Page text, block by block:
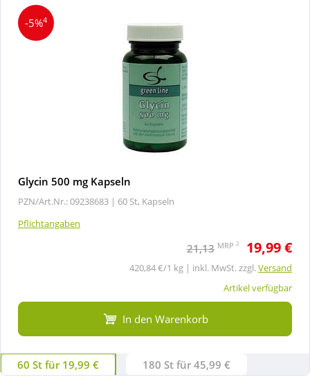
-5%4
Glycin 500 mg Kapseln
PZN/Art.Nr.: 09238683 | 60 St, Kapseln
Pflichtangaben
21,13 MRP 2 19,99 €
420,84 €/1 kg | inkl. MwSt. zzgl.Versand
Artikel verfügbar
In den Warenkorb
60 St für 19,99 € 180 St für 45,99 €